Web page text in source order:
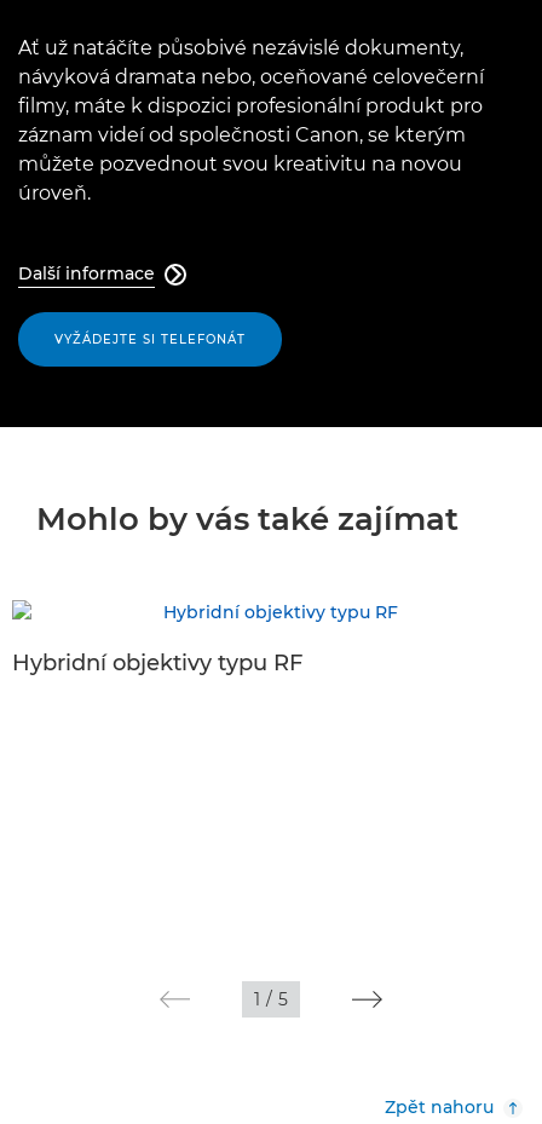
Ať už natáčíte působivé nezávislé dokumenty,
návyková dramata nebo, oceňované celovečerní
filmy, máte k dispozici profesionální produkt pro
záznam videí od společnosti Canon, se kterým
můžete pozvednout svou kreativitu na novou
úroveň.
Další informace 
VYŽÁDEJTE SI TELEFONÁT
Mohlo by vás také zajímat
Hybridní objektivy typu RF
1 / 5
Zpět nahoru